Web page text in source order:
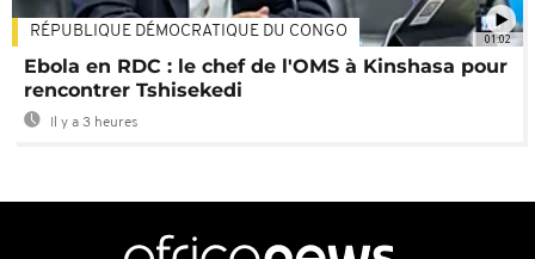
01:02
RÉPUBLIQUE DÉMOCRATIQUE DU CONGO
Ebola en RDC : le chef de l'OMS à Kinshasa pour
rencontrer Tshisekedi
Il y a 3 heures